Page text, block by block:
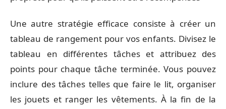
Une autre stratégie efficace consiste à créer un
tableau de rangement pour vos enfants. Divisez le
tableau en différentes tâches et attribuez des
points pour chaque tâche terminée. Vous pouvez
inclure des tâches telles que faire le lit, organiser
les jouets et ranger les vêtements. À la fin de la